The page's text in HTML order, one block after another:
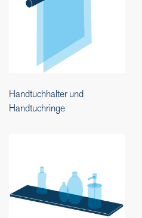
Handtuchhalter und
Handtuchringe